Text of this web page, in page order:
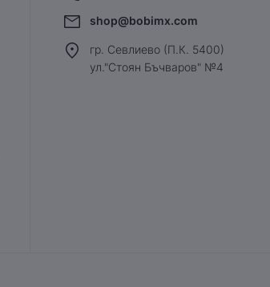
shop@bobimx.com
гр. Севлиево (П.К. 5400)
ул."Стоян Бъчваров" №4